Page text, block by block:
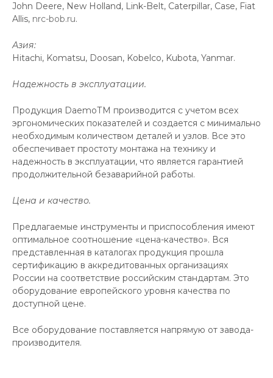
John Deere, New Holland, Link-Belt, Caterpillar, Case, Fiat
Allis, nrc-bob.ru.
Азия:
Hitachi, Komatsu, Doosan, Kobelco, Kubota, Yanmar.
Надежность в эксплуатации.
Продукция DaemoТМ производится с учетом всех
эргономических показателей и создается с минимально
необходимым количеством деталей и узлов. Все это
обеспечивает простоту монтажа на технику и
надежность в эксплуатации, что является гарантией
продолжительной безаварийной работы.
Цена и качество.
Предлагаемые инструменты и приспособления имеют
оптимальное соотношение «цена-качество». Вся
представленная в каталогах продукция прошла
сертификацию в аккредитованных организациях
России на соответствие российским стандартам. Это
оборудование европейского уровня качества по
доступной цене.
Все оборудование поставляется напрямую от завода-
производителя.